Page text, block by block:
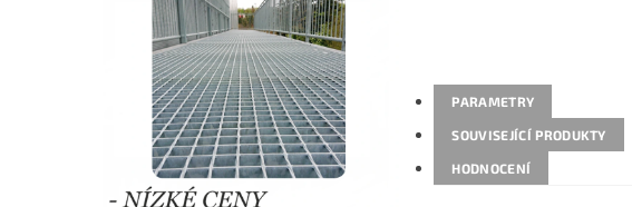
PARAMETRY
SOUVISEJÍCÍ PRODUKTY
HODNOCENÍ